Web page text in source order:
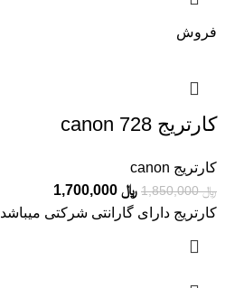
فروش
کارتریج canon 728
کارتریج canon
﷼1,850,000 ﷼
کارتریج دارای گارانتی شرکتی میباشد